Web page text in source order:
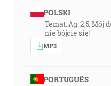
POLSKI
Temat: Ag. 2,5: Mój
nie bójcie się!
MP3
PORTUGUÊS